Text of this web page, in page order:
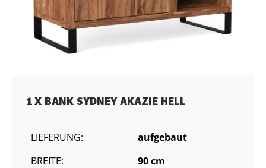
1 X BANK SYDNEY AKAZIE HELL
LIEFERUNG:
aufgebaut
BREITE:
90 cm